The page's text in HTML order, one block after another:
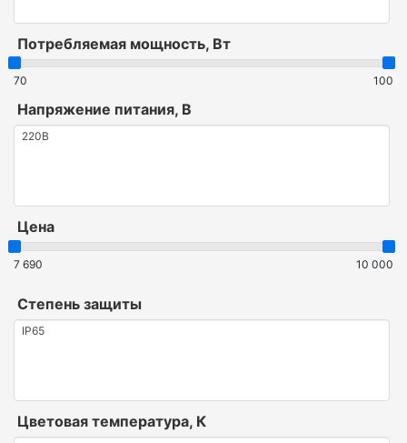
Потребляемая мощность, Вт
70 100
Напряжение питания, В
Цена
7 690 10 000
Степень защиты
Цветовая температура, К